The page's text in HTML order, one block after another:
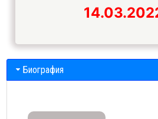
Биография